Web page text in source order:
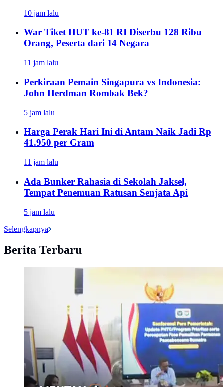
10 jam lalu
War Tiket HUT ke-81 RI Diserbu 128 Ribu
Orang, Peserta dari 14 Negara
11 jam lalu
Perkiraan Pemain Singapura vs Indonesia:
John Herdman Rombak Bek?
5 jam lalu
Harga Perak Hari Ini di Antam Naik Jadi Rp
41.950 per Gram
11 jam lalu
Ada Bunker Rahasia di Sekolah Jaksel,
Tempat Penemuan Ratusan Senjata Api
5 jam lalu
Selengkapnya
Berita Terbaru